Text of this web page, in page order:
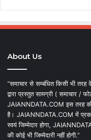
About Us
“समाचार से सम्बंधित किसी भी
द्वारा प्रस्तुत सामग्री ( समाचार /
JAIANNDATA.COM इस तरह की
है। JAIANNDATA.COM में
स्वयं जिम्मेदार होगा,
की कोई भी जिम्मेदारी नहीं होगी.”